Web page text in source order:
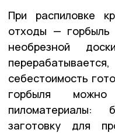
При распиловке
отходы — горбыль
необрезной
себестоимость
горбыля можно
пиломатериалы:
заготовку для